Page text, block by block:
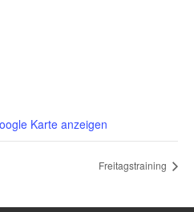
Karte anzeigen
Freitagstraining